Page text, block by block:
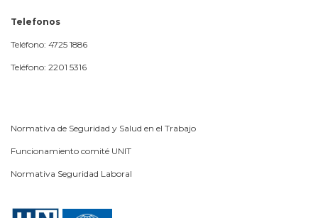
Telefonos
Teléfono: 4725 1886
Teléfono: 2201 5316
Normativa de Seguridad y Salud en el Trabajo
Funcionamiento comité UNIT
Normativa Seguridad Laboral